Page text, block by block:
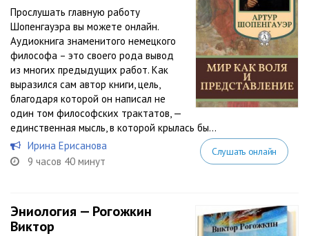
Прослушать главную работу
Шопенгауэра вы можете онлайн.
Аудиокнига знаменитого немецкого
философа – это своего рода вывод
из многих предыдущих работ. Как
выразился сам автор книги, цель,
благодаря которой он написал не
один том философских трактатов, —
единственная мысль, в которой крылась бы...
Ирина Ерисанова
9 часов 40 минут
Слушать онлайн
Эниология — Рогожкин
Виктор